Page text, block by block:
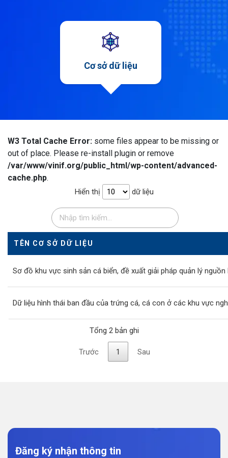
Cơ sở dữ liệu
W3 Total Cache Error: some files appear to be missing or
out of place. Please re-install plugin or remove
/var/www/vinif.org/public_html/wp-content/advanced-
cache.php.
Hiển thị dữ liệu
TÊN CƠ SỞ DỮ LIỆU
Sơ đồ khu vực sinh sản cá biển, đề xuất giải pháp quản lý nguồn
Dữ liệu hình thái ban đầu của trứng cá, cá con ở các khu vực
Tổng 2 bản ghi
Trước 1 Sau
Đăng ký nhận thông tin